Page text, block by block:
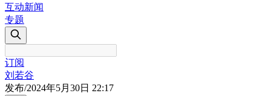
互动新闻
专题
订阅
刘若谷
发布/2024年5月30日 22:17